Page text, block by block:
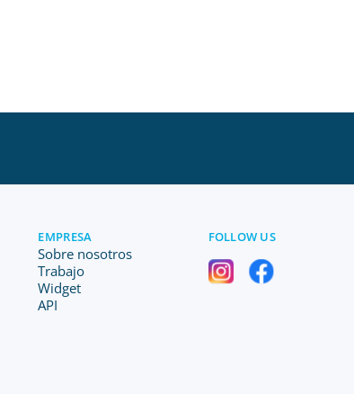
EMPRESA
Sobre nosotros
Trabajo
Widget
API
FOLLOW US